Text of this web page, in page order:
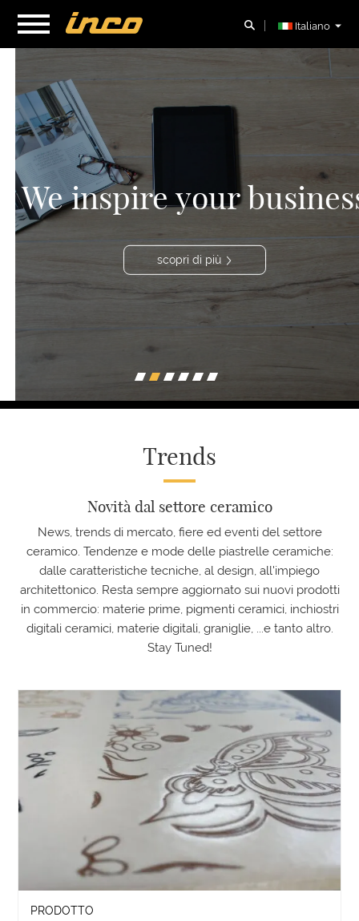
Italiano
We inspire your business
scopri di più
Trends
Novità dal settore ceramico
News, trends di mercato, fiere ed eventi del settore
ceramico. Tendenze e mode delle piastrelle ceramiche:
dalle caratteristiche tecniche, al design, all'impiego
architettonico. Resta sempre aggiornato sui nuovi prodotti
in commercio: materie prime, pigmenti ceramici, inchiostri
digitali ceramici, materie digitali, graniglie, ...e tanto altro.
Stay Tuned!
PRODOTTO